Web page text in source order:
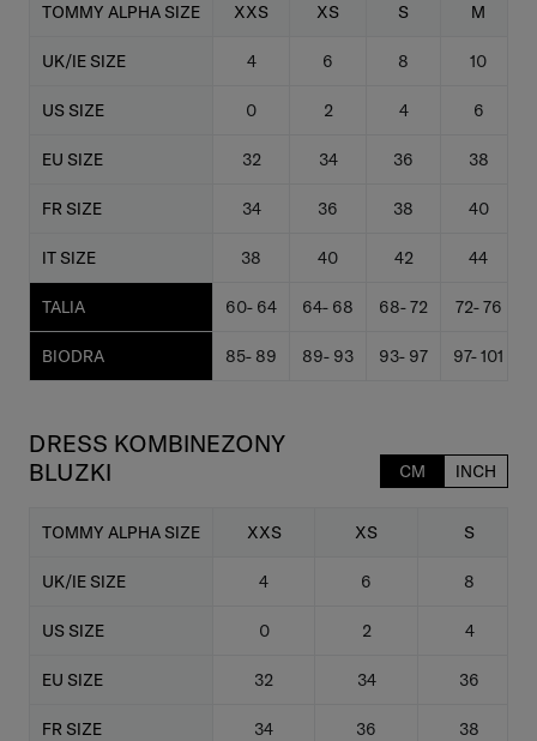
TOMMY ALPHA SIZE XXS XS S M
UK/IE SIZE 4 6 8 10
US SIZE 0 2 4 6
EU SIZE 32 34 36 38
FR SIZE 34 36 38 40
IT SIZE 38 40 42 44
TALIA 60- 64 64- 68 68- 72 72- 76
BIODRA 85- 89 89- 93 93- 97 97- 101
DRESS KOMBINEZONY
BLUZKI
CM INCH
TOMMY ALPHA SIZE XXS XS S
UK/IE SIZE 4 6 8
US SIZE 0 2 4
EU SIZE 32 34 36
FR SIZE 34 36 38